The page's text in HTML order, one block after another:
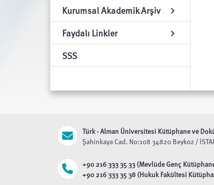
Kurumsal Akademik Arşiv chevron_right
Faydalı Linkler chevron_right
SSS
Türk - Alman ÜniversitesiKütüphane ve
Şahinkaya Cad. No:108 34820 Beykoz /
+90 216 333 35 33 (Mevlüde Genç
+90 216 333 35 38 (Hukuk Fakültesi